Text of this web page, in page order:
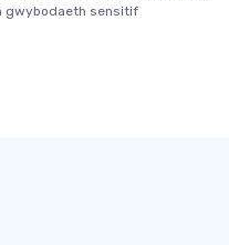
gwybodaeth sensitif